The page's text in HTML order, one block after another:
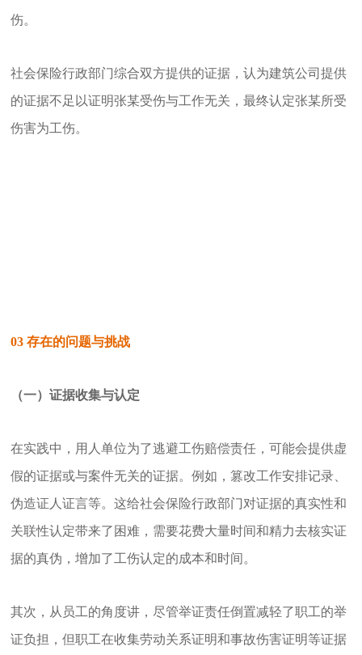
伤。
社会保险行政部门综合双方提供的证据，认为建筑公司提供
的证据不足以证明张某受伤与工作无关，最终认定张某所受
伤害为工伤。
03存在的问题与挑战
（一）证据收集与认定
在实践中，用人单位为了逃避工伤赔偿责任，可能会提供虚
假的证据或与案件无关的证据。例如，篡改工作安排记录、
伪造证人证言等。这给社会保险行政部门对证据的真实性和
关联性认定带来了困难，需要花费大量时间和精力去核实证
据的真伪，增加了工伤认定的成本和时间。
其次，从员工的角度讲，尽管举证责任倒置减轻了职工的举
证负担，但职工在收集劳动关系证明和事故伤害证明等证据